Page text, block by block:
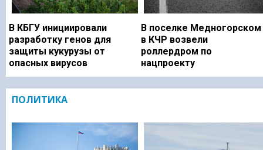
В КБГУ инициировали
разработку генов для
защиты кукурузы от
опасных вирусов
В поселке Медногорском
в КЧР возвели
роллердром по
нацпроекту
ПОЛИТИКА